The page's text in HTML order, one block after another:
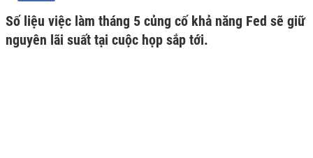
Số liệu việc làm tháng 5 củng cố khả năng Fed sẽ giữ
nguyên lãi suất tại cuộc họp sắp tới.